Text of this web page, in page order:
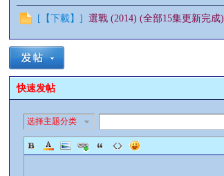
[ 【下載】] 選戰 (2014) (全部15集更新完成)
快速发帖
选择主题分类